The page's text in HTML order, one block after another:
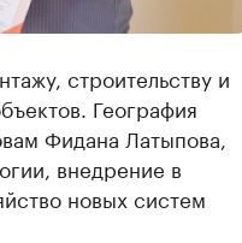
строительству и
География
Фидана Латыпова,
внедрение в
новых систем